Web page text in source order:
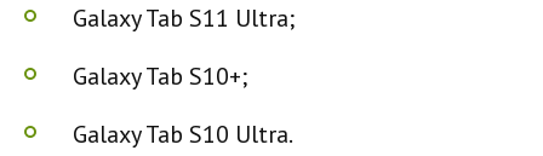
Galaxy Tab S11 Ultra;
Galaxy Tab S10+;
Galaxy Tab S10 Ultra.